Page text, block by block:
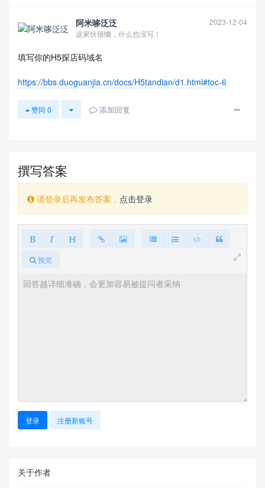
阿米哆泛泛
2023-12-04
这家伙很懒，什么也没写！
填写你的H5探店码域名
https://bbs.duoguanjia.cn/docs/H5tandian/d1.html#toc-6
赞同 0 添加回复
撰写答案
请登录后再发布答案， 点击登录
预览
登录 注册新账号
关于作者